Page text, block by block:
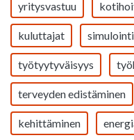
yritysvastuu
kuluttajat simulointi
työtyytyväisyys
terveyden edistäminen
kehittäminen